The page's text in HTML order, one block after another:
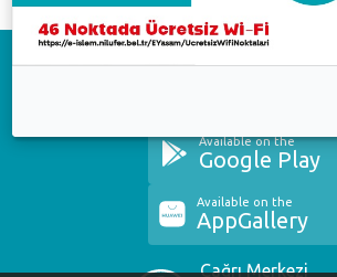
Çağrı Merkezi
Available on the
Google Play
Available on the
AppGallery